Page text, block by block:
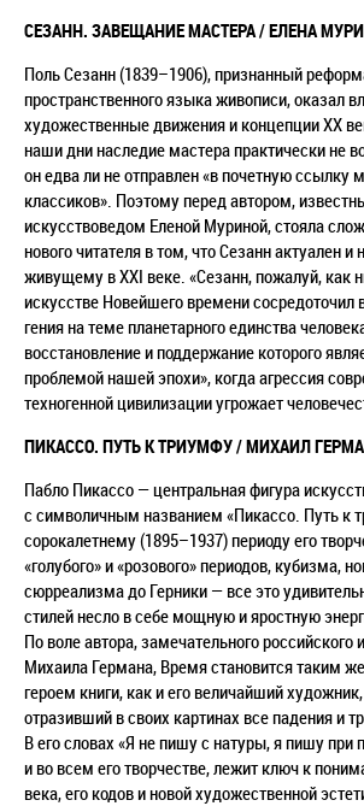
СЕЗАНН. ЗАВЕЩАНИЕ МАСТЕРА / ЕЛЕНА
Поль Сезанн (1839–1906), признанный
пространственного языка живописи, оказал
художественные движения и концепции ХХ
наши дни наследие мастера практически не
он едва ли не отправлен «в почетную ссылку
классиков». Поэтому перед автором,
искусствоведом Еленой Муриной, стояла
нового читателя в том, что Сезанн актуален и
живущему в XXI веке. «Сезанн, пожалуй, как
искусстве Новейшего времени сосредоточил
гения на теме планетарного единства
восстановление и поддержание которого
проблемой нашей эпохи», когда агрессия
техногенной цивилизации угрожает
ПИКАССО. ПУТЬ К ТРИУМФУ / МИХАИЛ
Пабло Пикассо — центральная фигура
с символичным названием «Пикассо. Путь к
сорокалетнему (1895–1937) периоду его
«голубого» и «розового» периодов, кубизма,
сюрреализма до Герники — все это
стилей несло в себе мощную и яростную
По воле автора, замечательного российского
Михаила Германа, Время становится таким
героем книги, как и его величайший
отразивший в своих картинах все падения и
В его словах «Я не пишу с натуры, я пишу
и во всем его творчестве, лежит ключ к
века, его кодов и новой художественной